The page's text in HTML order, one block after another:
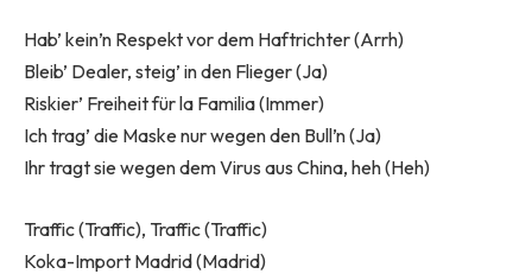
Hab’ kein’n Respekt vor dem Haftrichter (Arrh)
Bleib’ Dealer, steig’ in den Flieger (Ja)
Riskier’ Freiheit für la Familia (Immer)
Ich trag’ die Maske nur wegen den Bull’n (Ja)
Ihr tragt sie wegen dem Virus aus China, heh (Heh)
Traffic (Traffic), Traffic (Traffic)
Koka-Import Madrid (Madrid)